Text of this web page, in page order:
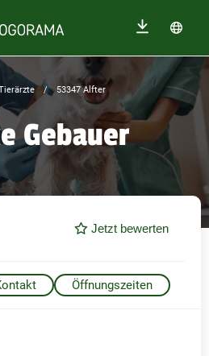
53347 Alfter
Gebauer
Jetzt bewerten
Öffnungszeiten